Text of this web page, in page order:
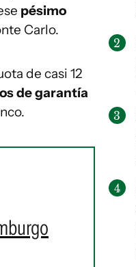
pésimo
Carlo.
de casi 12
de garantía